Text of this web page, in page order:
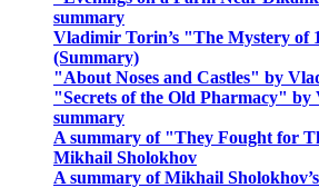
summary
Vladimir Torin’s "The Mystery of
(Summary)
"About Noses and Castles" by
"Secrets of the Old Pharmacy"
summary
A summary of "They Fought for
Mikhail Sholokhov
A summary of Mikhail